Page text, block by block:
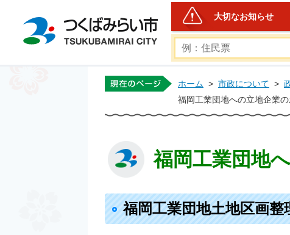
つくばみらい市公式ホームペ
大切なお知らせ
ホーム > 市政について >
福岡工業団地への立地企業
福岡工業団地
福岡工業団地土地区画